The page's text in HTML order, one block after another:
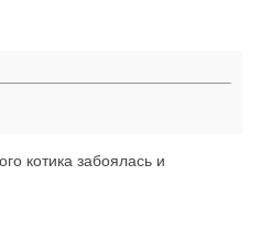
котика забоялась и